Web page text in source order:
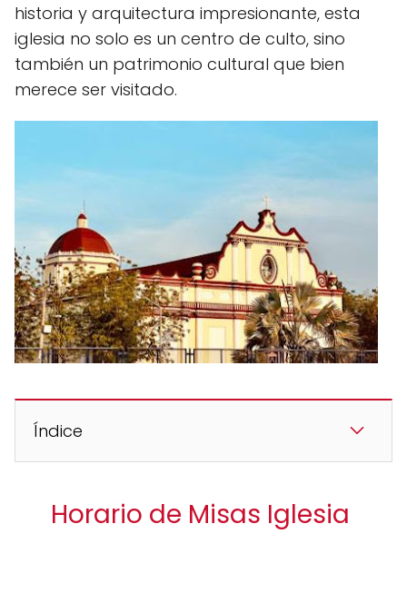
historia y arquitectura impresionante, esta
iglesia no solo es un centro de culto, sino
también un patrimonio cultural que bien
merece ser visitado.
Índice
Horario de Misas Iglesia